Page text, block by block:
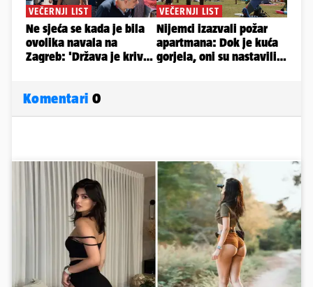
Komentari 0